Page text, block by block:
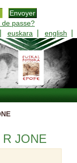
de passe?
euskara english
JONE